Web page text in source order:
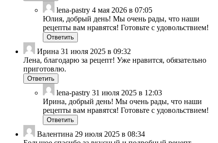
lena-pastry 4 мая 2026 в 07:05
Юлия, добрый день! Мы очень рады, что наши
рецепты вам нравятся! Готовьте с удовольствием!
Ответить
Ирина 31 июля 2025 в 09:32
Лена, благодарю за рецепт! Уже нравится, обязательно
приготовлю.
Ответить
lena-pastry 31 июля 2025 в 12:03
Ирина, добрый день! Мы очень рады, что наши
рецепты вам нравятся! Готовьте с удовольствием!
Ответить
Валентина 29 июля 2025 в 08:34